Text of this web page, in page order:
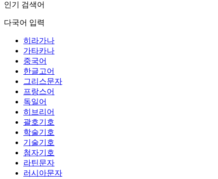
인기 검색어
다국어 입력
히라가나
가타카나
중국어
한글고어
그리스문자
프랑스어
독일어
히브리어
괄호기호
학술기호
기술기호
첨자기호
라틴문자
러시아문자